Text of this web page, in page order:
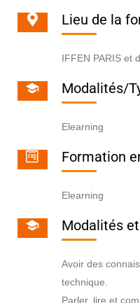
Lieu de la
IFFEN PARIS et
Modalités/
Elearning
Formation
Elearning
Modalités
Avoir des
technique.
Parler, lire et